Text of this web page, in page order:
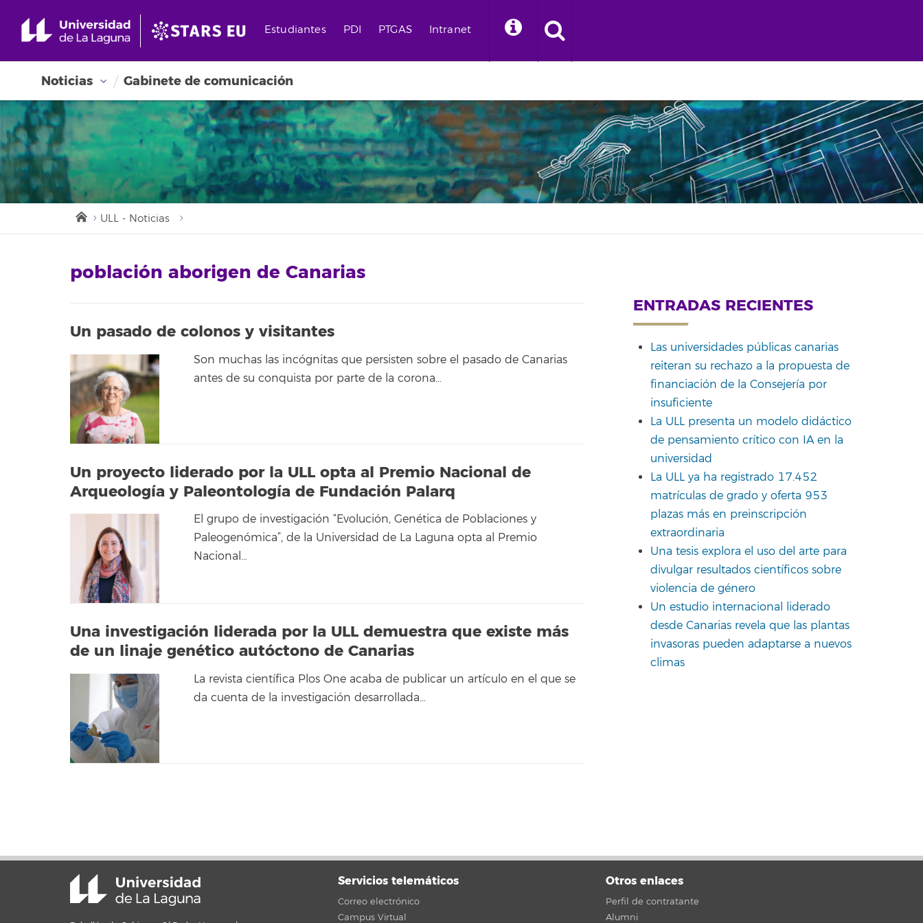
Estudiantes PDI PTGAS Intranet
Noticias Gabinete de comunicación
ULL - Noticias
población aborigen de Canarias
Un pasado de colonos y visitantes
Son muchas las incógnitas que persisten sobre el pasado de Canarias
antes de su conquista por parte de la corona…
Un proyecto liderado por la ULL opta al Premio Nacional de
Arqueología y Paleontología de Fundación Palarq
El grupo de investigación “Evolución, Genética de Poblaciones y
Paleogenómica”, de la Universidad de La Laguna opta al Premio
Nacional…
Una investigación liderada por la ULL demuestra que existe más
de un linaje genético autóctono de Canarias
La revista científica Plos One acaba de publicar un artículo en el que se
da cuenta de la investigación desarrollada…
ENTRADAS RECIENTES
Las universidades públicas canarias
reiteran su rechazo a la propuesta de
financiación de la Consejería por
insuficiente
La ULL presenta un modelo didáctico
de pensamiento crítico con IA en la
universidad
La ULL ya ha registrado 17.452
matrículas de grado y oferta 953
plazas más en preinscripción
extraordinaria
Una tesis explora el uso del arte para
divulgar resultados científicos sobre
violencia de género
Un estudio internacional liderado
desde Canarias revela que las plantas
invasoras pueden adaptarse a nuevos
climas
Servicios telemáticos
Correo electrónico
Campus Virtual
Otros enlaces
Perfil de contratante
Alumni